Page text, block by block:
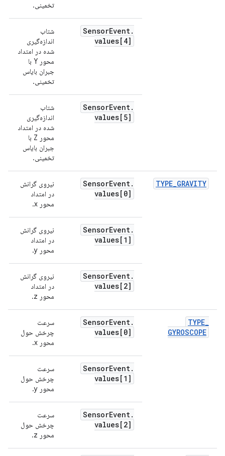
تخمینی.
SensorEvent.
values[4]
شتاب
اندازه‌گیری
شده در امتداد
محور Y با
جبران بایاس
تخمینی.
SensorEvent.
values[5]
شتاب
اندازه‌گیری
شده در امتداد
محور Z با
جبران بایاس
تخمینی.
TYPE_GRAVITY
SensorEvent.
values[0]
نیروی گرانش
در امتداد
محور x.
SensorEvent.
values[1]
نیروی گرانش
در امتداد
محور y.
SensorEvent.
values[2]
نیروی گرانش
در امتداد
محور z.
TYPE_
GYROSCOPE
SensorEvent.
values[0]
سرعت
چرخش حول
محور x.
SensorEvent.
values[1]
سرعت
چرخش حول
محور y.
SensorEvent.
values[2]
سرعت
چرخش حول
محور z.